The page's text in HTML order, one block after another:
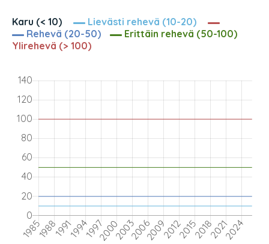
Karu (< 10)
Lievästi rehevä (10-20)
Rehevä (20-50)
Erittäin rehevä (50-100)
Ylirehevä (> 100)